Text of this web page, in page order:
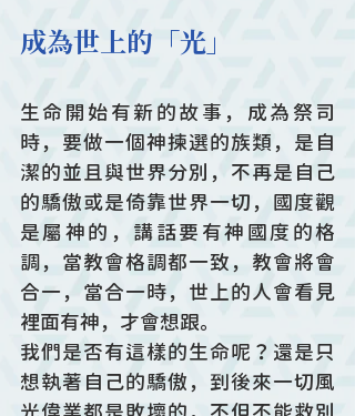
成為世上的「光」
生命開始有新的故事，成為祭司
時，要做一個神揀選的族類，是自
潔的並且與世界分別，不再是自己
的驕傲或是倚靠世界一切，國度觀
是屬神的，講話要有神國度的格
調，當教會格調都一致，教會將會
合一，當合一時，世上的人會看見
裡面有神，才會想跟。
我們是否有這樣的生命呢？還是只
想執著自己的驕傲，到後來一切風